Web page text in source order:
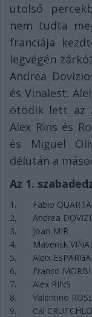
utolsó
nem tudta
franciája
legvégén
Andrea
és Vinalest.
ötödik lett az
Alex Rins és
és Miguel
délután a
Az 1.
1. Fabio
2.
Andrea
3.
Joan MIR
4.
Maverick
5.
Aleix
6.
Franco
7.
Alex RINS
8.
Valentino
9.
Cal